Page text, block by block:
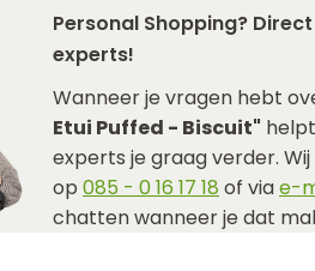
Personal Shopping?
experts!
Wanneer je vragen hebt
Etui Puffed - Biscuit"
experts je graag verder.
op 085 - 0 16 17 18 of viae-
chatten wanneer je dat